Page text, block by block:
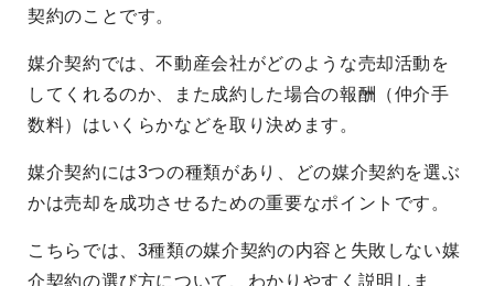
契約のことです。
媒介契約では、不動産会社がどのような売却活動を
してくれるのか、また成約した場合の報酬（仲介手
数料）はいくらかなどを取り決めます。
媒介契約には3つの種類があり、どの媒介契約を選ぶ
かは売却を成功させるための重要なポイントです。
こちらでは、3種類の媒介契約の内容と失敗しない媒
介契約の選び方について、わかりやすく説明しま